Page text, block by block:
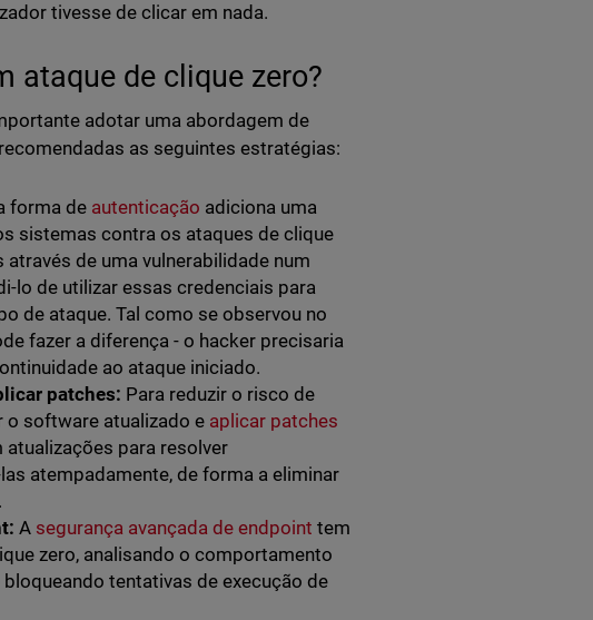
tivesse de clicar em nada.
ataque de clique zero?
adotar uma abordagem de
as seguintes estratégias:
forma de autenticação adiciona uma
sistemas contra os ataques de clique
de uma vulnerabilidade num
lo de utilizar essas credenciais para
de ataque. Tal como se observou no
fazer a diferença - o hacker precisaria
ao ataque iniciado.
patches: Para reduzir o risco de
o software atualizado e aplicar patches
para resolver
atempadamente, de forma a eliminar
A segurança avançada de endpoint tem
zero, analisando o comportamento
tentativas de execução de